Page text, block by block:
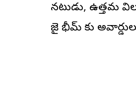
న‌టుడు, ఉత్త‌మ
జై భీమ్ కు